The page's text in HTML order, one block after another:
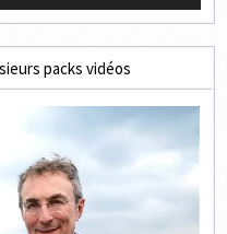
packs vidéos